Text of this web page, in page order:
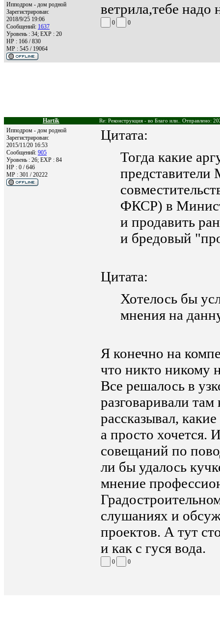
Ипподром - дом родной
Зарегистрирован:
2018/9/25 19:06
Сообщений: 1637
Уровень : 34; EXP : 20
HP : 166 / 830
MP : 545 / 19064
ветрила,тебе надо
0 0
Hartik Re: Реконструкция - во Благо или.. Отправлено:
Ипподром - дом родной
Зарегистрирован:
2015/11/20 16:53
Сообщений: 905
Уровень : 26; EXP : 84
HP : 0 / 646
MP : 301 / 20222
Цитата:
Тогда какие
представители
ФКСР) в
и продавить
и бредовый
Цитата:
Хотелось бы
мнения на
Я конечно на
что никто никому
Все решалось в
разговаривали
рассказывал,
а просто хочется.
совещаний по
ли бы удалось
мнение
слушаниях и
проектов. А тут
и как с гуся вода.
0 0